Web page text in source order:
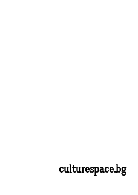
culturespace.bg